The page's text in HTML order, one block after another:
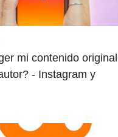
mi contenido
- Instagram y